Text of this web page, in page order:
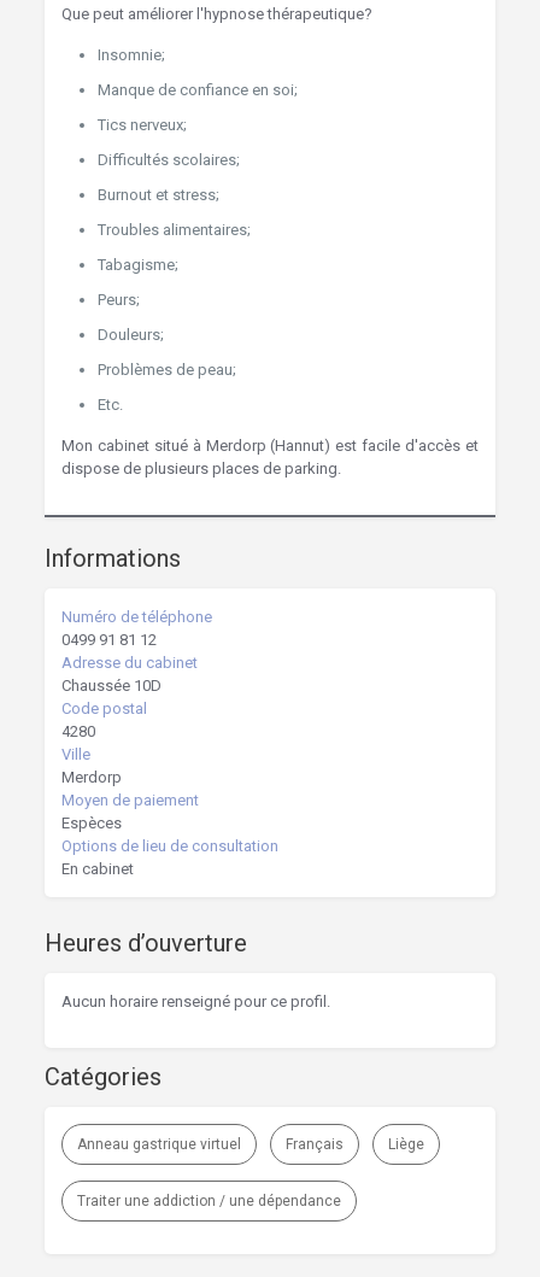
Que peut améliorer l'hypnose thérapeutique?
Insomnie;
Manque de confiance en soi;
Tics nerveux;
Difficultés scolaires;
Burnout et stress;
Troubles alimentaires;
Tabagisme;
Peurs;
Douleurs;
Problèmes de peau;
Etc.
Mon cabinet situé à Merdorp (Hannut) est facile d'accès et
dispose de plusieurs places de parking.
Informations
Numéro de téléphone
0499 91 81 12
Adresse du cabinet
Chaussée 10D
Code postal
4280
Ville
Merdorp
Moyen de paiement
Espèces
Options de lieu de consultation
En cabinet
Heures d’ouverture
Aucun horaire renseigné pour ce profil.
Catégories
Anneau gastrique virtuel Français Liège
Traiter une addiction / une dépendance